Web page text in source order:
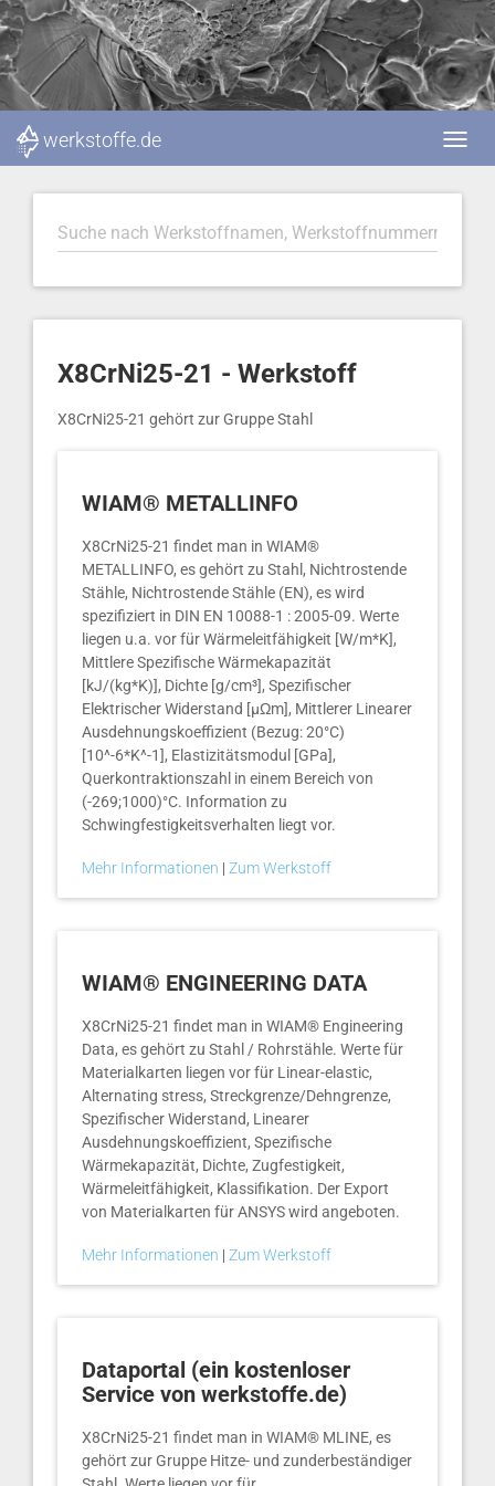
werkstoffe.de
X8CrNi25-21 - Werkstoff
X8CrNi25-21 gehört zur Gruppe Stahl
WIAM® METALLINFO
X8CrNi25-21 findet man in WIAM®
METALLINFO, es gehört zu Stahl, Nichtrostende
Stähle, Nichtrostende Stähle (EN), es wird
spezifiziert in DIN EN 10088-1 : 2005-09. Werte
liegen u.a. vor für Wärmeleitfähigkeit [W/m*K],
Mittlere Spezifische Wärmekapazität
[kJ/(kg*K)], Dichte [g/cm³], Spezifischer
Elektrischer Widerstand [µΩm], Mittlerer Linearer
Ausdehnungskoeffizient (Bezug: 20°C)
[10^-6*K^-1], Elastizitätsmodul [GPa],
Querkontraktionszahl in einem Bereich von
(-269;1000)°C. Information zu
Schwingfestigkeitsverhalten liegt vor.
Mehr Informationen | Zum Werkstoff
WIAM® ENGINEERING DATA
X8CrNi25-21 findet man in WIAM® Engineering
Data, es gehört zu Stahl / Rohrstähle. Werte für
Materialkarten liegen vor für Linear-elastic,
Alternating stress, Streckgrenze/Dehngrenze,
Spezifischer Widerstand, Linearer
Ausdehnungskoeffizient, Spezifische
Wärmekapazität, Dichte, Zugfestigkeit,
Wärmeleitfähigkeit, Klassifikation. Der Export
von Materialkarten für ANSYS wird angeboten.
Mehr Informationen | Zum Werkstoff
Dataportal (ein kostenloser
Service von werkstoffe.de)
X8CrNi25-21 findet man in WIAM® MLINE, es
gehört zur Gruppe Hitze- und zunderbeständiger